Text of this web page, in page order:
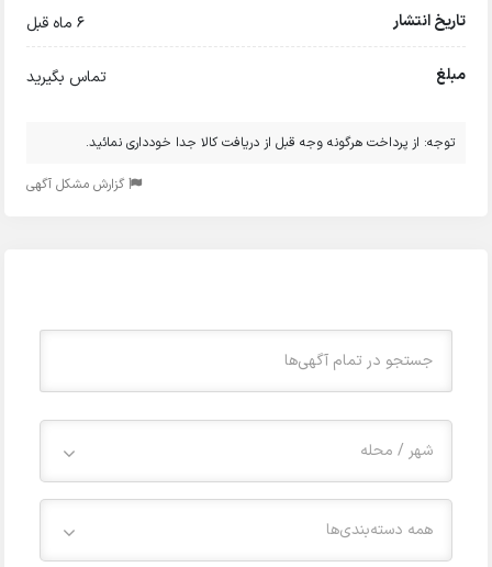
تاریخ انتشار 6 ماه قبل
مبلغ تماس بگیرید
توجه: از پرداخت هرگونه وجه قبل از دریافت کالا جدا خودداری نمائید.
گزارش مشکل آگهی
شهر / محله
همه دسته‌بندی‌ها